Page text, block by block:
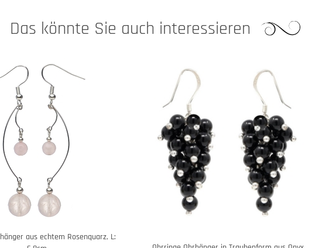
Das könnte Sie auch interessieren
aus echtem Rosenquarz, L: